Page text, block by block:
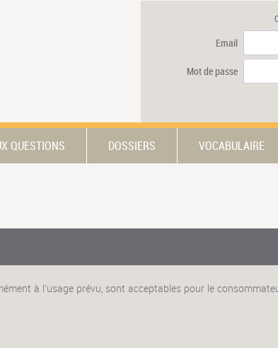
Email
Mot de passe
QUESTIONS DOSSIERS VOCABULAIRE
à l’usage prévu, sont acceptables pour le